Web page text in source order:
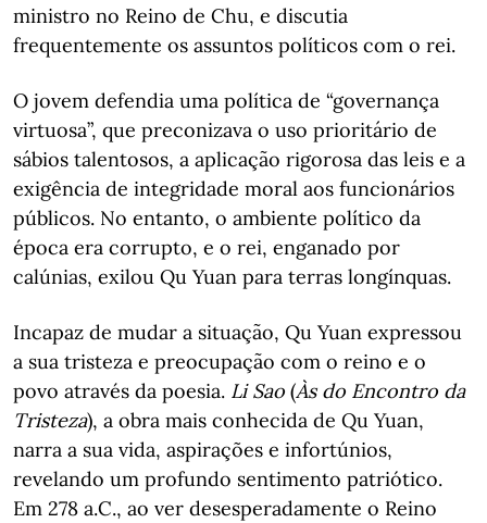
ministro no Reino de Chu, e discutia
frequentemente os assuntos políticos com o rei.
O jovem defendia uma política de “governança
virtuosa”, que preconizava o uso prioritário de
sábios talentosos, a aplicação rigorosa das leis e a
exigência de integridade moral aos funcionários
públicos. No entanto, o ambiente político da
época era corrupto, e o rei, enganado por
calúnias, exilou Qu Yuan para terras longínquas.
Incapaz de mudar a situação, Qu Yuan expressou
a sua tristeza e preocupação com o reino e o
povo através da poesia. Li Sao (Às do Encontro da
Tristeza), a obra mais conhecida de Qu Yuan,
narra a sua vida, aspirações e infortúnios,
revelando um profundo sentimento patriótico.
Em 278 a.C., ao ver desesperadamente o Reino